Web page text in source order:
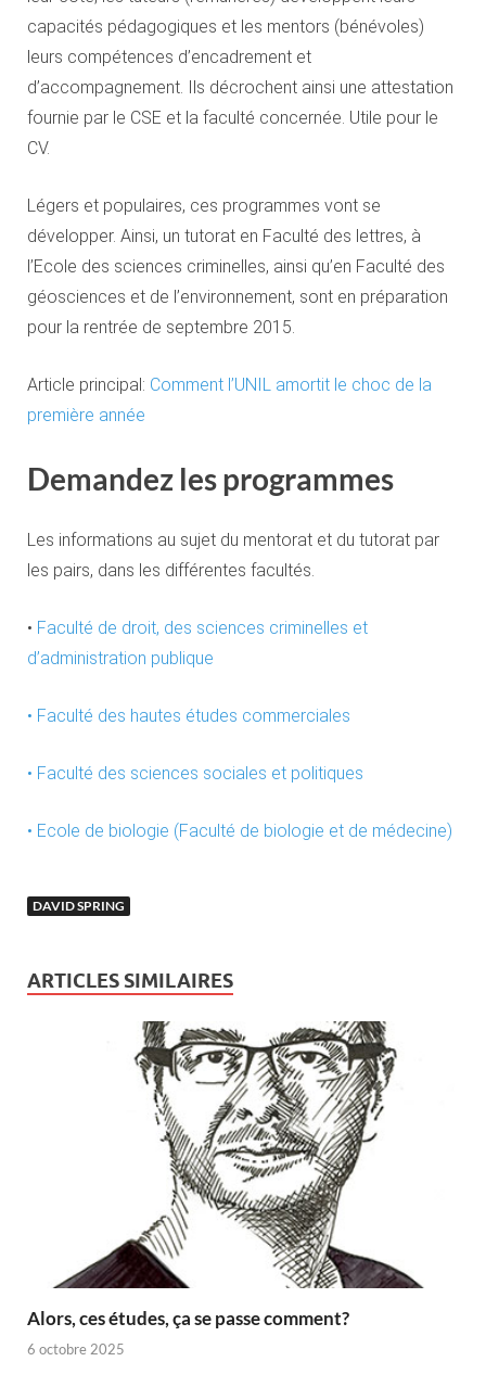
capacités pédagogiques et les mentors (bénévoles)
leurs compétences d’encadrement et
d’accompagnement. Ils décrochent ainsi une attestation
fournie par le CSE et la faculté concernée. Utile pour le
CV.
Légers et populaires, ces programmes vont se
développer. Ainsi, un tutorat en Faculté des lettres, à
l’Ecole des sciences criminelles, ainsi qu’en Faculté des
géosciences et de l’environnement, sont en préparation
pour la rentrée de septembre 2015.
Article principal: Comment l’UNIL amortit le choc de la
première année
Demandez les programmes
Les informations au sujet du mentorat et du tutorat par
les pairs, dans les différentes facultés.
• Faculté de droit, des sciences criminelles et
d’administration publique
• Faculté des hautes études commerciales
• Faculté des sciences sociales et politiques
• Ecole de biologie (Faculté de biologie et de médecine)
DAVID SPRING
ARTICLES SIMILAIRES
Alors, ces études, ça se passe comment?
6 octobre 2025